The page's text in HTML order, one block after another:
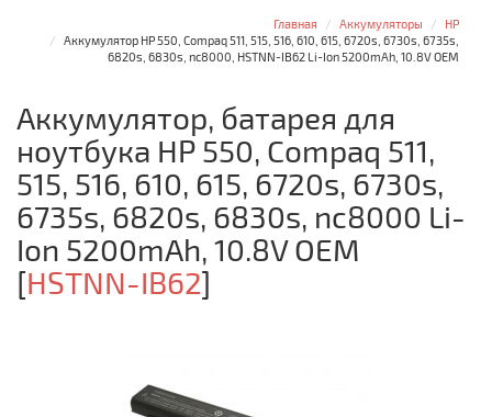
Главная Аккумуляторы
HP
Аккумулятор HP 550, Compaq 511, 515, 516, 610, 615, 6720s, 6730s, 6735s,
6820s, 6830s, nc8000, HSTNN-IB62 Li-Ion 5200mAh, 10.8V OEM
Аккумулятор, батарея для
ноутбука HP 550, Compaq 511,
515, 516, 610, 615, 6720s, 6730s,
6735s, 6820s, 6830s, nc8000 Li-
Ion 5200mAh, 10.8V OEM
[HSTNN-IB62]